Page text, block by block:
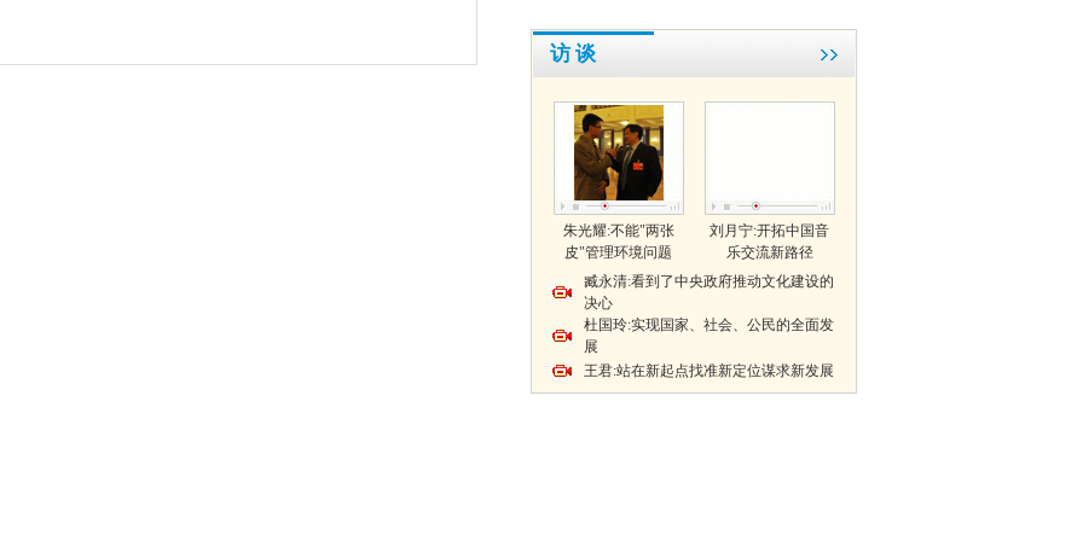
访 谈
朱光耀:不能"两张
皮"管理环境问题
刘月宁:开拓中国音
乐交流新路径
臧永清:看到了中央政府推动文化建设的
决心
杜国玲:实现国家、社会、公民的全面发
展
王君:站在新起点找准新定位谋求新发展